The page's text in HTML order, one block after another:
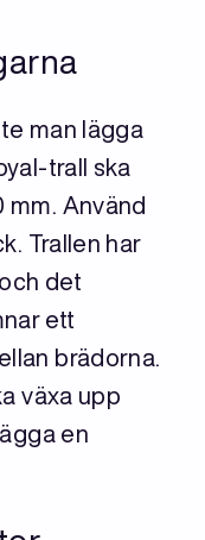
man lägga
trall ska
mm. Använd
Trallen har
det
ett
brädorna.
växa upp
en